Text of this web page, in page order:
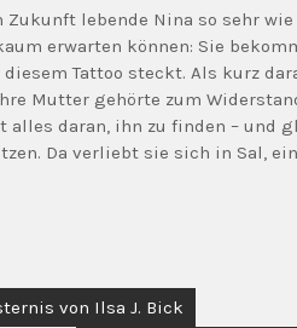
lebende Nina so sehr
erwarten können: Sie
Tattoo steckt. Als kurz
Mutter gehörte zum
alles daran, ihn zu finden – und
Da verliebt sie sich in Sal,
von Ilsa J. Bick